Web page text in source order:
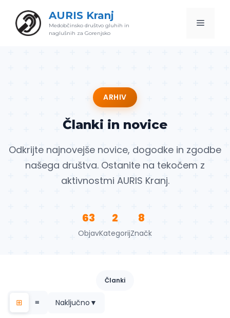
content
AURIS Kranj
Medobčinsko društvo gluhih in
naglušnih za Gorenjsko
Menu
ARHIV
Članki in novice
Odkrijte najnovejše novice, dogodke in zgodbe
našega društva. Ostanite na tekočem z
aktivnostmi AURIS Kranj.
63
Objav
2
Kategorij
8
Značk
Članki
⊞ ≡ Naključno ▼